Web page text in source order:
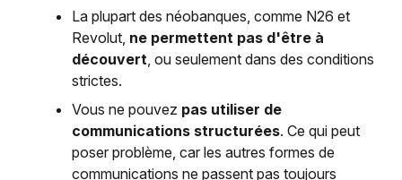
La plupart des néobanques, comme N26 et
Revolut, ne permettent pas d'être à
découvert , ou seulement dans des conditions
strictes.
Vous ne pouvez pas utiliser de
communications structurées. Ce qui peut
poser problème, car les autres formes de
communications ne passent pas toujours